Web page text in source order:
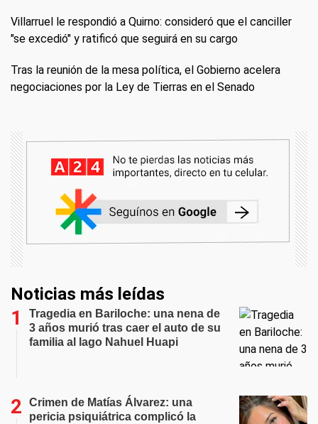
Villarruel le respondió a Quirno: consideró que el canciller
"se excedió" y ratificó que seguirá en su cargo
Tras la reunión de la mesa política, el Gobierno acelera
negociaciones por la Ley de Tierras en el Senado
Noticias más leídas
Tragedia en Bariloche: una nena de
3 años murió tras caer el auto de su
familia al lago Nahuel Huapi
Crimen de Matías Álvarez: una
pericia psiquiátrica complicó la